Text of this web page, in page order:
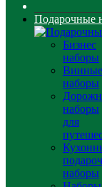
Подарочные
Бизнес
наборы
Винные
наборы
наборы
для
наборы